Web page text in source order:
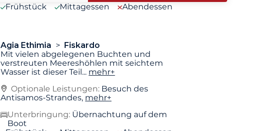
Frühstück
Mittagessen Abendessen
Agia Ethimia
Fiskardo
Mit vielen abgelegenen Buchten und
verstreuten Meereshöhlen mit seichtem
Wasser ist dieser Teil... mehr+
Optionale Leistungen: Besuch des
Antisamos-Strandes, mehr+
Unterbringung: Übernachtung auf dem
Boot